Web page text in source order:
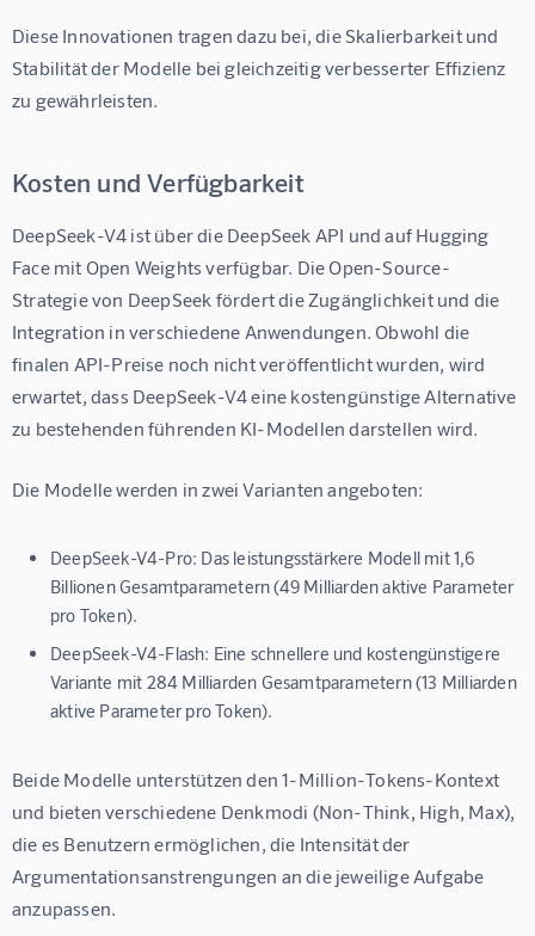
Diese Innovationen tragen dazu bei, die Skalierbarkeit und
Stabilität der Modelle bei gleichzeitig verbesserter Effizienz
zu gewährleisten.
Kosten und Verfügbarkeit
DeepSeek-V4 ist über die DeepSeek API und auf Hugging
Face mit Open Weights verfügbar. Die Open-Source-
Strategie von DeepSeek fördert die Zugänglichkeit und die
Integration in verschiedene Anwendungen. Obwohl die
finalen API-Preise noch nicht veröffentlicht wurden, wird
erwartet, dass DeepSeek-V4 eine kostengünstige Alternative
zu bestehenden führenden KI-Modellen darstellen wird.
Die Modelle werden in zwei Varianten angeboten:
DeepSeek-V4-Pro: Das leistungsstärkere Modell mit 1,6
Billionen Gesamtparametern (49 Milliarden aktive Parameter
pro Token).
DeepSeek-V4-Flash: Eine schnellere und kostengünstigere
Variante mit 284 Milliarden Gesamtparametern (13 Milliarden
aktive Parameter pro Token).
Beide Modelle unterstützen den 1-Million-Tokens-Kontext
und bieten verschiedene Denkmodi (Non-Think, High, Max),
die es Benutzern ermöglichen, die Intensität der
Argumentationsanstrengungen an die jeweilige Aufgabe
anzupassen.